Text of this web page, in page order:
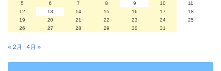
5
6 7 8 9 10
11
12
13 14 15 16 17
18
19
20 21 22 23 24
25
26
27 28 29 30 31
« 2月 4月 »